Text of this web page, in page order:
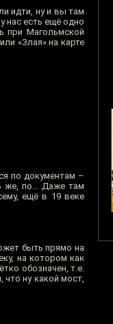
идти, ну и вы там
нас есть ещё одно
при Магольмской
«Злая» на карте
по документам –
же, по... Даже там
ещё в 19 веке
быть прямо на
на котором как
обозначен, т.е.
ну какой мост,